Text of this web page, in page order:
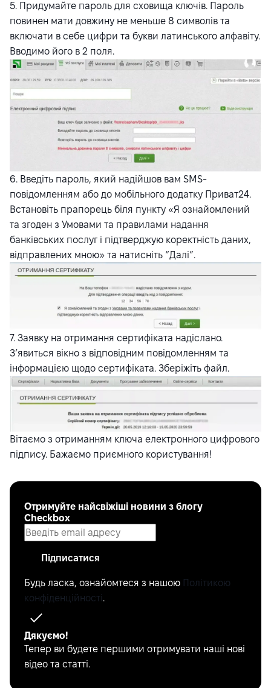
5. Придумайте пароль для сховища ключів. Пароль
повинен мати довжину не меньше 8 символів та
включати в себе цифри та букви латинського алфавіту.
Вводимо його в 2 поля.
6. Введіть пароль, який надійшов вам SMS-
повідомленням або до мобільного додатку Приват24.
Встановіть прапорець біля пункту «Я ознайомлений
та згоден з Умовами та правилами надання
банківських послуг і підтверджую коректність даних,
відправлених мною» та натисніть “Далі”.
7. Заявку на отримання сертифіката надіслано.
З’явиться вікно з відповідним повідомленням та
інформацією щодо сертифіката. Зберіжіть файл.
Вітаємо з отриманням ключа електронного цифрового
підпису. Бажаємо приємного користування!
Отримуйте найсвіжіші новини з блогу
Checkbox
Підписатися
Будь ласка, ознайомтеся з нашою Політикою
конфіденційності.
Дякуємо!
Тепер ви будете першими отримувати наші нові
відео та статті.